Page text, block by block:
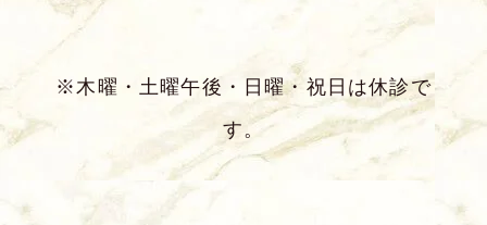
※木曜・土曜午後・日曜・祝日は休診で
す。